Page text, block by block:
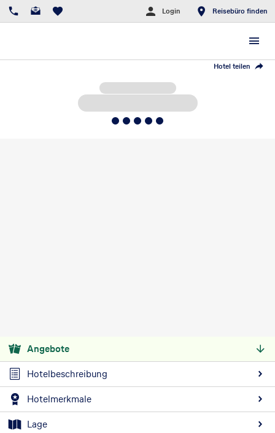
Login Reisebüro finden
Hotel teilen
5
Angebote
Hotelbeschreibung
Hotelmerkmale
Lage